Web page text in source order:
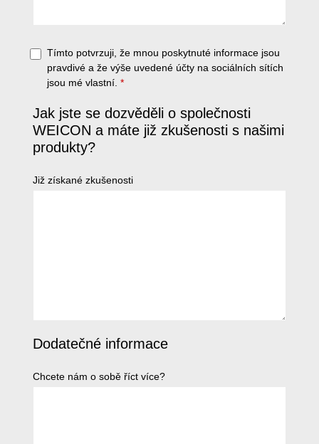
Tímto potvrzuji, že mnou poskytnuté informace jsou
pravdivé a že výše uvedené účty na sociálních sítích
jsou mé vlastní. *
Jak jste se dozvěděli o společnosti
WEICON a máte již zkušenosti s našimi
produkty?
Již získané zkušenosti
Dodatečné informace
Chcete nám o sobě říct více?